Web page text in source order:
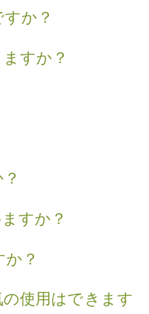
か？
すか？
すか？
？
使用はできます